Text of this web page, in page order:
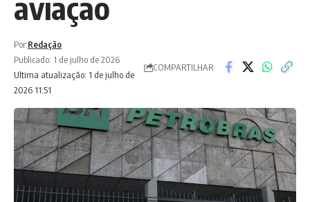
Ultima atualização: 1 de julho de
2026 11:51
Por:Redação
Publicado: 1 de julho de 2026
COMPARTILHAR